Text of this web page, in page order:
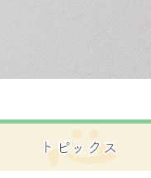
トピックス